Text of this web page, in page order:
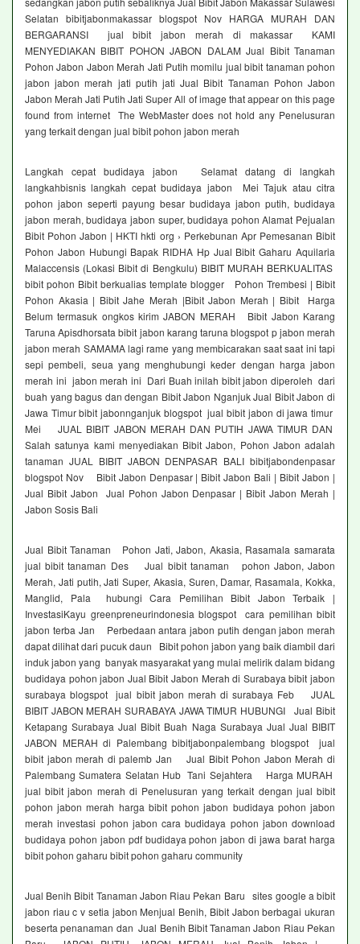
Selatan bibitjabonmakassar blogspot Nov HARGA MURAH DAN
BERGARANSI jual bibit jabon merah di makassar KAMI
MENYEDIAKAN BIBIT POHON JABON DALAM Jual Bibit Tanaman
Pohon Jabon Jabon Merah Jati Putih momilu jual bibit tanaman pohon
jabon jabon merah jati putih jati Jual Bibit Tanaman Pohon Jabon
Jabon Merah Jati Putih Jati Super All of image that appear on this page
found from internet The WebMaster does not hold any Penelusuran
yang terkait dengan jual bibit pohon jabon merah
Langkah cepat budidaya jabon Selamat datang di langkah
langkahbisnis langkah cepat budidaya jabon Mei Tajuk atau citra
pohon jabon seperti payung besar budidaya jabon putih, budidaya
jabon merah, budidaya jabon super, budidaya pohon Alamat Pejualan
Bibit Pohon Jabon | HKTI hkti org › Perkebunan Apr Pemesanan Bibit
Pohon Jabon Hubungi Bapak RIDHA Hp Jual Bibit Gaharu Aquilaria
Malaccensis (Lokasi Bibit di Bengkulu) BIBIT MURAH BERKUALITAS
bibit pohon Bibit berkualias template blogger Pohon Trembesi | Bibit
Pohon Akasia | Bibit Jahe Merah |Bibit Jabon Merah | Bibit Harga
Belum termasuk ongkos kirim JABON MERAH Bibit Jabon Karang
Taruna Apisdhorsata bibit jabon karang taruna blogspot p jabon merah
jabon merah SAMAMA lagi rame yang membicarakan saat saat ini tapi
sepi pembeli, seua yang menghubungi keder dengan harga jabon
merah ini jabon merah ini Dari Buah inilah bibit jabon diperoleh dari
buah yang bagus dan dengan Bibit Jabon Nganjuk Jual Bibit Jabon di
Jawa Timur bibit jabonnganjuk blogspot jual bibit jabon di jawa timur
Mei JUAL BIBIT JABON MERAH DAN PUTIH JAWA TIMUR DAN
Salah satunya kami menyediakan Bibit Jabon, Pohon Jabon adalah
tanaman JUAL BIBIT JABON DENPASAR BALI bibitjabondenpasar
blogspot Nov Bibit Jabon Denpasar | Bibit Jabon Bali | Bibit Jabon |
Jual Bibit Jabon Jual Pohon Jabon Denpasar | Bibit Jabon Merah |
Jabon Sosis Bali
Jual Bibit Tanaman Pohon Jati, Jabon, Akasia, Rasamala samarata
jual bibit tanaman Des Jual bibit tanaman pohon Jabon, Jabon
Merah, Jati putih, Jati Super, Akasia, Suren, Damar, Rasamala, Kokka,
Manglid, Pala hubungi Cara Pemilihan Bibit Jabon Terbaik |
InvestasiKayu greenpreneurindonesia blogspot cara pemilihan bibit
jabon terba Jan Perbedaan antara jabon putih dengan jabon merah
dapat dilihat dari pucuk daun Bibit pohon jabon yang baik diambil dari
induk jabon yang banyak masyarakat yang mulai melirik dalam bidang
budidaya pohon jabon Jual Bibit Jabon Merah di Surabaya bibit jabon
surabaya blogspot jual bibit jabon merah di surabaya Feb JUAL
BIBIT JABON MERAH SURABAYA JAWA TIMUR HUBUNGI Jual Bibit
Ketapang Surabaya Jual Bibit Buah Naga Surabaya Jual Jual BIBIT
JABON MERAH di Palembang bibitjabonpalembang blogspot jual
bibit jabon merah di palemb Jan Jual Bibit Pohon Jabon Merah di
Palembang Sumatera Selatan Hub Tani Sejahtera Harga MURAH
jual bibit jabon merah di Penelusuran yang terkait dengan jual bibit
pohon jabon merah harga bibit pohon jabon budidaya pohon jabon
merah investasi pohon jabon cara budidaya pohon jabon download
budidaya pohon jabon pdf budidaya pohon jabon di jawa barat harga
bibit pohon gaharu bibit pohon gaharu community
Jual Benih Bibit Tanaman Jabon Riau Pekan Baru sites google a bibit
jabon riau c v setia jabon Menjual Benih, Bibit Jabon berbagai ukuran
beserta penanaman dan Jual Benih Bibit Tanaman Jabon Riau Pekan